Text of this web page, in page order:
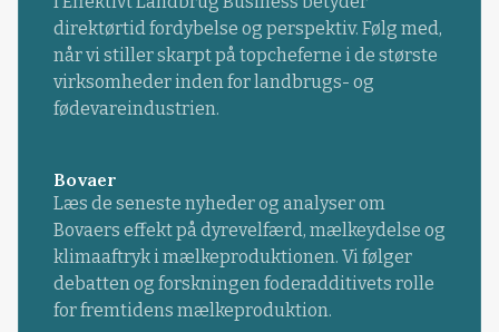
direktørtid fordybelse og perspektiv. Følg med,
når vi stiller skarpt på topcheferne i de største
virksomheder inden for landbrugs- og
fødevareindustrien.
Bovaer
Læs de seneste nyheder og analyser om
Bovaers effekt på dyrevelfærd, mælkeydelse og
klimaaftryk i mælkeproduktionen. Vi følger
debatten og forskningen foderadditivets rolle
for fremtidens mælkeproduktion.